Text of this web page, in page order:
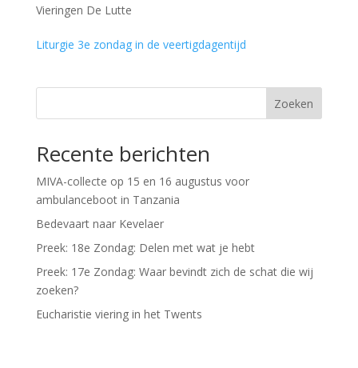
Vieringen De Lutte
Liturgie 3e zondag in de veertigdagentijd
Zoeken
Recente berichten
MIVA-collecte op 15 en 16 augustus voor
ambulanceboot in Tanzania
Bedevaart naar Kevelaer
Preek: 18e Zondag: Delen met wat je hebt
Preek: 17e Zondag: Waar bevindt zich de schat die wij
zoeken?
Eucharistie viering in het Twents